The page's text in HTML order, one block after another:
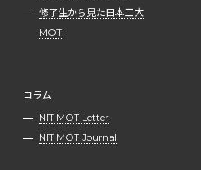
修了生から見た日本工大
MOT
コラム
NIT MOT Letter
NIT MOT Journal